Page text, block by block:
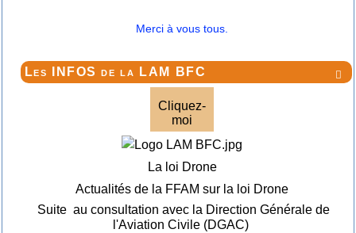
Merci à vous tous.

Les INFOS de la LAM BFC
Cliquez-
moi
La loi Drone
Actualités de la FFAM sur la loi Drone
Suite au consultation avec la Direction Générale de
l'Aviation Civile (DGAC)